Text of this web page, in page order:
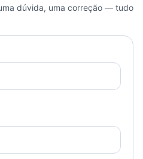
dúvida, uma correção — tudo